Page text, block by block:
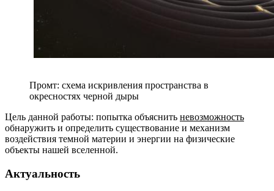
Промт: схема искривления пространства в
окресностях черной дыры
Цель данной работы: попытка объяснить невозможность
обнаружить и определить существование и механизм
воздействия темной материи и энергии на физические
объекты нашей вселенной.
Актуальность